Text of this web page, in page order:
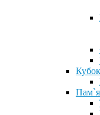
Кубок